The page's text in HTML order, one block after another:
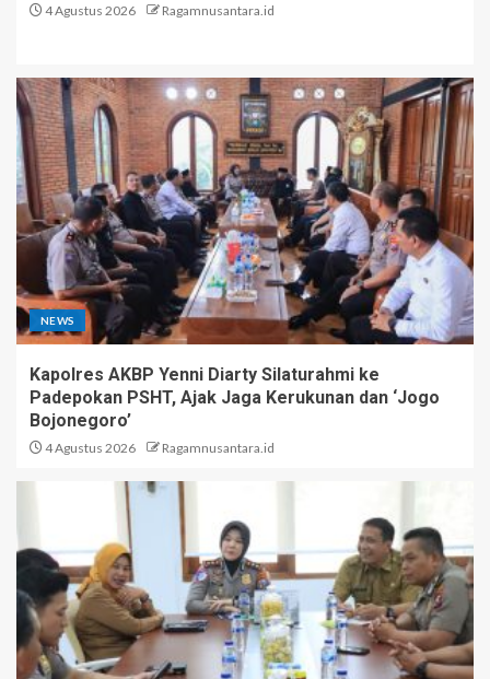
4 Agustus 2026 Ragamnusantara.id
NEWS
Kapolres AKBP Yenni Diarty Silaturahmi ke
Padepokan PSHT, Ajak Jaga Kerukunan dan ‘Jogo
Bojonegoro’
4 Agustus 2026 Ragamnusantara.id